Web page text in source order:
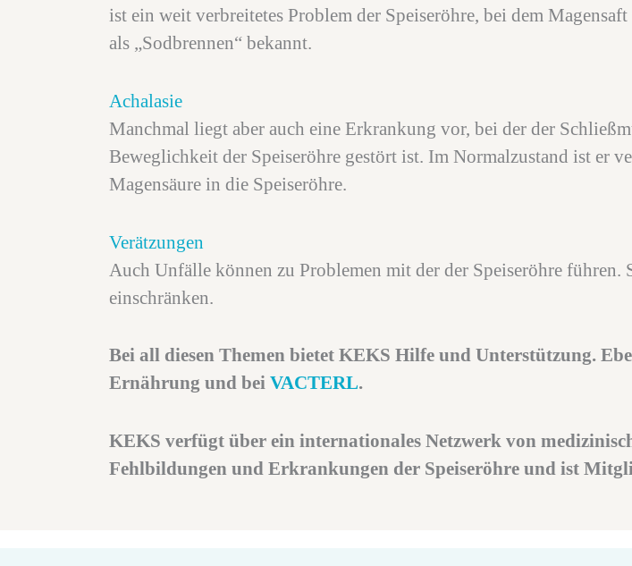
ist ein weit verbreitetes Problem der Speiseröhre, bei dem
als „Sodbrennen“ bekannt.
Achalasie
Manchmal liegt aber auch eine Erkrankung vor, bei der der
Beweglichkeit der Speiseröhre gestört ist. Im Normalzustand ist er
Magensäure in die Speiseröhre.
Verätzungen
Auch Unfälle können zu Problemen mit der der Speiseröhre
einschränken.
Bei all diesen Themen bietet KEKS Hilfe und Unterstützung.
Ernährung und bei VACTERL.
KEKS verfügt über ein internationales Netzwerk von
Fehlbildungen und Erkrankungen der Speiseröhre und ist